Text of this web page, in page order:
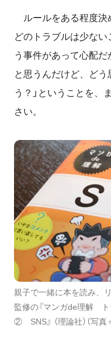
ルールをある程度決
どのトラブルは少ない
う事件があって心配
と思うんだけど、どう
う？」ということを、
さい。
親子で一緒に本を読み、
監修の『マンガde理解
② SNS』 （理論社）（写真